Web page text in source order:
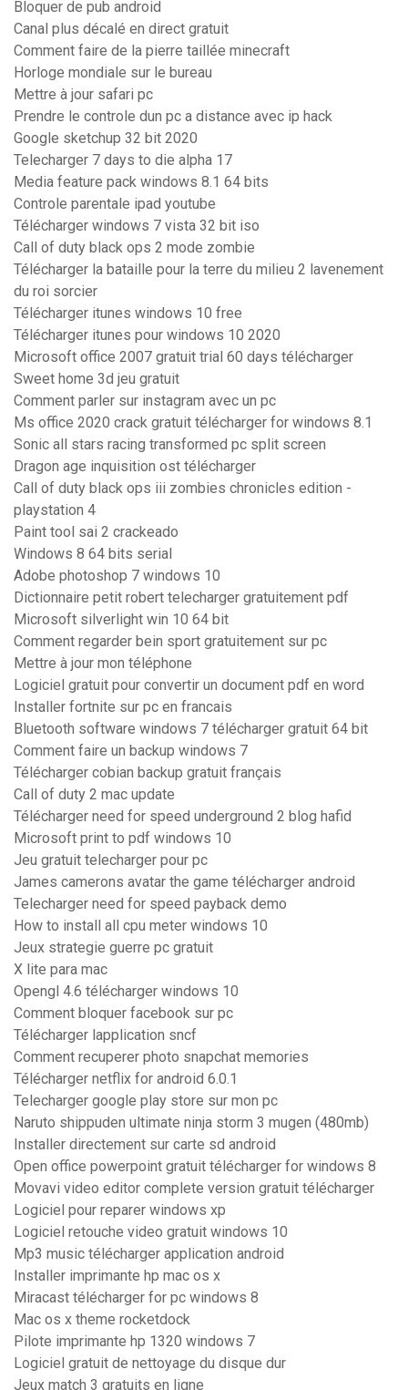
Bloquer de pub android
Canal plus décalé en direct gratuit
Comment faire de la pierre taillée minecraft
Horloge mondiale sur le bureau
Mettre à jour safari pc
Prendre le controle dun pc a distance avec ip hack
Google sketchup 32 bit 2020
Telecharger 7 days to die alpha 17
Media feature pack windows 8.1 64 bits
Controle parentale ipad youtube
Télécharger windows 7 vista 32 bit iso
Call of duty black ops 2 mode zombie
Télécharger la bataille pour la terre du milieu 2 lavenement
du roi sorcier
Télécharger itunes windows 10 free
Télécharger itunes pour windows 10 2020
Microsoft office 2007 gratuit trial 60 days télécharger
Sweet home 3d jeu gratuit
Comment parler sur instagram avec un pc
Ms office 2020 crack gratuit télécharger for windows 8.1
Sonic all stars racing transformed pc split screen
Dragon age inquisition ost télécharger
Call of duty black ops iii zombies chronicles edition -
playstation 4
Paint tool sai 2 crackeado
Windows 8 64 bits serial
Adobe photoshop 7 windows 10
Dictionnaire petit robert telecharger gratuitement pdf
Microsoft silverlight win 10 64 bit
Comment regarder bein sport gratuitement sur pc
Mettre à jour mon téléphone
Logiciel gratuit pour convertir un document pdf en word
Installer fortnite sur pc en francais
Bluetooth software windows 7 télécharger gratuit 64 bit
Comment faire un backup windows 7
Télécharger cobian backup gratuit français
Call of duty 2 mac update
Télécharger need for speed underground 2 blog hafid
Microsoft print to pdf windows 10
Jeu gratuit telecharger pour pc
James camerons avatar the game télécharger android
Telecharger need for speed payback demo
How to install all cpu meter windows 10
Jeux strategie guerre pc gratuit
X lite para mac
Opengl 4.6 télécharger windows 10
Comment bloquer facebook sur pc
Télécharger lapplication sncf
Comment recuperer photo snapchat memories
Télécharger netflix for android 6.0.1
Telecharger google play store sur mon pc
Naruto shippuden ultimate ninja storm 3 mugen (480mb)
Installer directement sur carte sd android
Open office powerpoint gratuit télécharger for windows 8
Movavi video editor complete version gratuit télécharger
Logiciel pour reparer windows xp
Logiciel retouche video gratuit windows 10
Mp3 music télécharger application android
Installer imprimante hp mac os x
Miracast télécharger for pc windows 8
Mac os x theme rocketdock
Pilote imprimante hp 1320 windows 7
Logiciel gratuit de nettoyage du disque dur
Jeux match 3 gratuits en ligne